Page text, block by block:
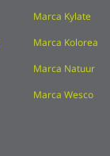
Marca Kylate
Marca Kolorea
Marca Natuur
Marca Wesco